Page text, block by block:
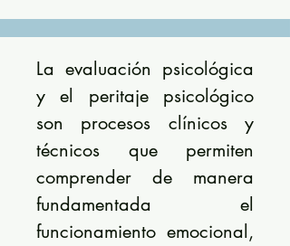
La evaluación psicológica
y el peritaje psicológico
son procesos clínicos y
técnicos que permiten
comprender de manera
fundamentada el
funcionamiento emocional,